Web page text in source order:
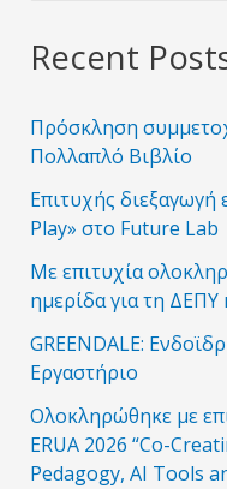
Recent
Πρόσκληση
Πολλαπλό Βιβλίο
Επιτυχής διεξαγωγή
Play» στο Future Lab
Με επιτυχία
ημερίδα για τη
GREENDALE:
Εργαστήριο
Ολοκληρώθηκε με
ERUA 2026 “Co-
Pedagogy, AI Tools